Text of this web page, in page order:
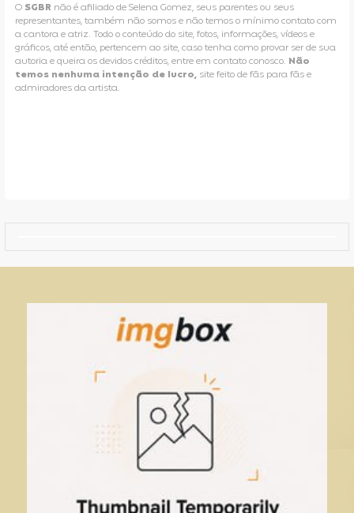
O SGBR não é afiliado de Selena Gomez, seus parentes ou seus
representantes, também não somos e não temos o mínimo contato com
a cantora e atriz. Todo o conteúdo do site, fotos, informações, vídeos e
gráficos, até então, pertencem ao site, caso tenha como provar ser de sua
autoria e queira os devidos créditos, entre em contato conosco. Não
temos nenhuma intenção de lucro, site feito de fãs para fãs e
admiradores da artista.